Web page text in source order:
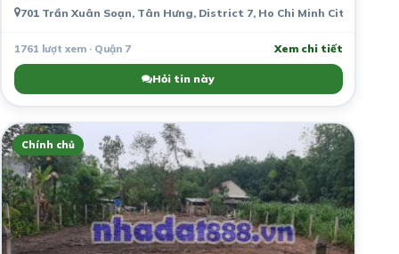
701 Trần Xuân Soạn, Tân Hưng, District 7, Ho Chi Minh City,
1761 lượt xem · Quận 7 Xem chi tiết
Hỏi tin này
Chính chủ